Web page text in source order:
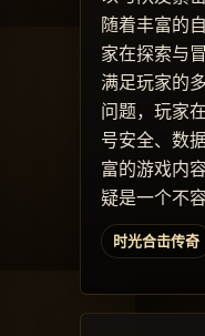
随着丰富的
家在探索与
满足玩家的
问题，玩家
号安全、数
富的游戏内
疑是一个不
时光合击传奇